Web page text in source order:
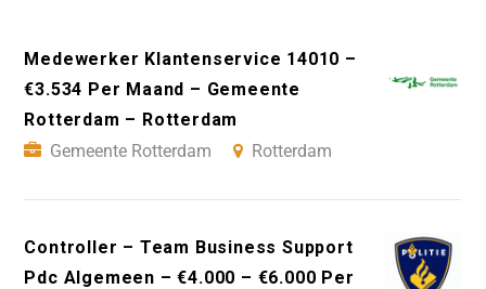
Medewerker Klantenservice 14010 –
€3.534 Per Maand – Gemeente
Rotterdam – Rotterdam
Gemeente Rotterdam
Rotterdam
Controller – Team Business Support
Pdc Algemeen – €4.000 – €6.000 Per